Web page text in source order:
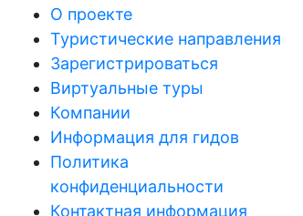
О проекте
Туристические направления
Зарегистрироваться
Виртуальные туры
Компании
Информация для гидов
Политика
конфиденциальности
Контактная информация